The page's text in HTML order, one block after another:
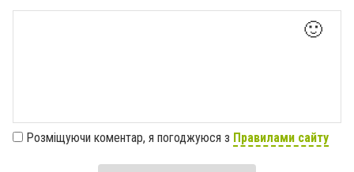
🙂
Розміщуючи коментар, я погоджуюся з Правилами сайту